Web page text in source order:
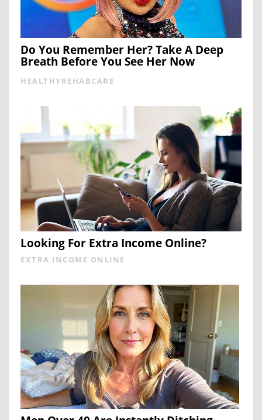
Do You Remember Her? Take A Deep
Breath Before You See Her Now
HEALTHYREHABCARE
Looking For Extra Income Online?
EXTRA INCOME ONLINE